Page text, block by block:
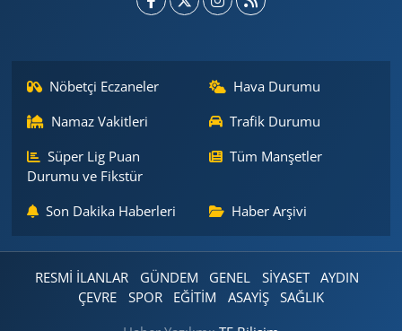
Nöbetçi Eczaneler
Hava Durumu
Namaz Vakitleri
Trafik Durumu
Süper Lig Puan
Durumu ve Fikstür
Tüm Manşetler
Son Dakika Haberleri Haber Arşivi
RESMİ İLANLAR GÜNDEM GENEL SİYASET
AYDIN
ÇEVRE
SPOR EĞİTİM ASAYİŞ
SAĞLIK